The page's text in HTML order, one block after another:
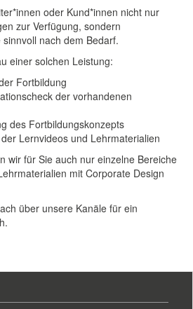
oder Kund*innen nicht nur
zur Verfügung, sondern
nach dem Bedarf.
einer solchen Leistung:
Fortbildung
der vorhandenen
des Fortbildungskonzepts
Lernvideos und Lehrmaterialien
wir für Sie auch nur einzelne Bereiche
mit Corporate Design
über unsere Kanäle für ein